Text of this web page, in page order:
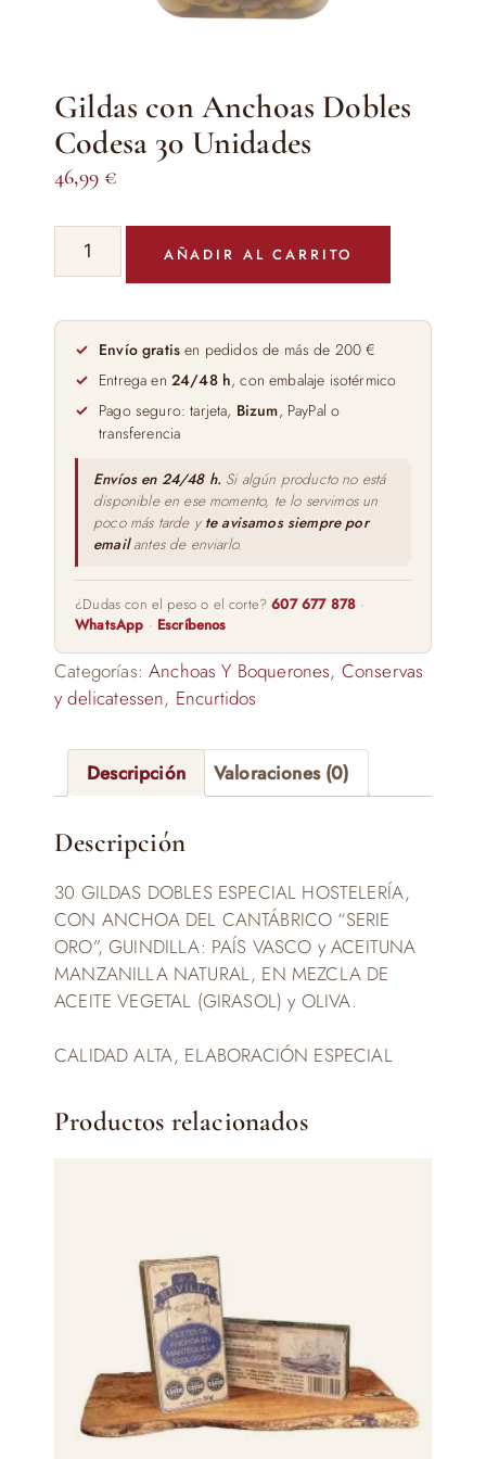
Gildas con Anchoas Dobles
Codesa 30 Unidades
46,99 €
Gildas
Dobles
Codesa
Unidades
cantidad
AÑADIR AL CARRITO
Envío gratis en pedidos de más de 200 €
Entrega en 24/48 h, con embalaje isotérmico
Pago seguro: tarjeta, Bizum, PayPal o
transferencia
Envíos en 24/48 h. Si algún producto no está
disponible en ese momento, te lo servimos un
poco más tarde y te avisamos siempre por
emailantes de enviarlo.
¿Dudas con el peso o el corte?607 677 878 ·
WhatsApp · Escríbenos
Categorías:Anchoas Y Boquerones, Conservas
y delicatessen, Encurtidos
Descripción Valoraciones (0)
Descripción
30 GILDAS DOBLES ESPECIAL HOSTELERÍA,
CON ANCHOA DEL CANTÁBRICO “SERIE
ORO”, GUINDILLA: PAÍS VASCO y ACEITUNA
MANZANILLA NATURAL, EN MEZCLA DE
ACEITE VEGETAL (GIRASOL) y OLIVA.
CALIDAD ALTA, ELABORACIÓN ESPECIAL
Productos relacionados